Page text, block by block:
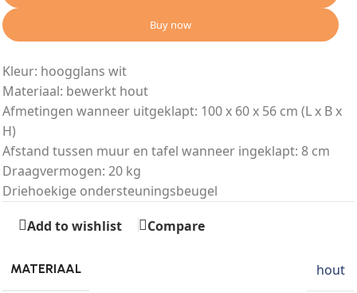
Buy now
Kleur: hoogglans wit
Materiaal: bewerkt hout
Afmetingen wanneer uitgeklapt: 100 x 60 x 56 cm (L x B x
H)
Afstand tussen muur en tafel wanneer ingeklapt: 8 cm
Draagvermogen: 20 kg
Driehoekige ondersteuningsbeugel
Add to wishlist
Compare
MATERIAAL hout